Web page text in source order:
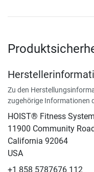
Zu den
zugehörige Informationen
HOIST® Fitness
11900 Community
California 92064
USA
+1 858 5787676 112